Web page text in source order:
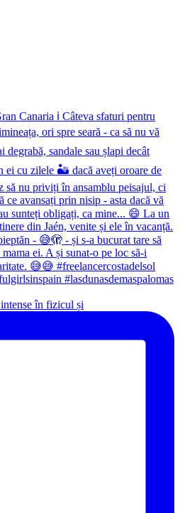
în fizicul și